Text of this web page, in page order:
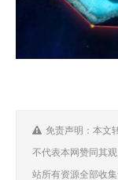
免责声明：本文
不代表本网赞同其
站所有资源全部收